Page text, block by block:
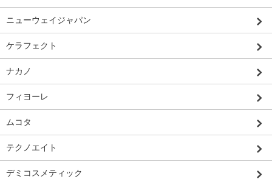
ニューウェイジャパン
ケラフェクト
ナカノ
フィヨーレ
ムコタ
テクノエイト
デミコスメティック